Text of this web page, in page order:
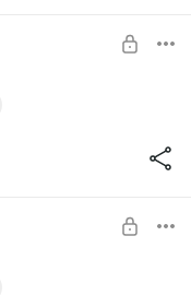
+
чатрулетка))
с Crazy